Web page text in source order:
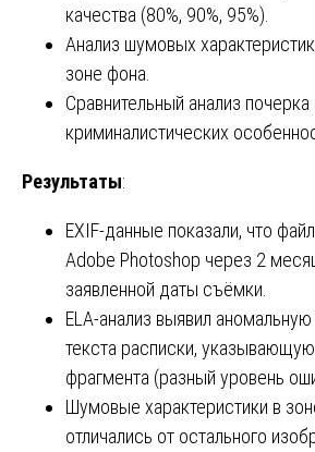
качества (80%, 90%, 95%).
Анализ шумовых
зоне фона.
Сравнительный анализ почерка
криминалистических
Результаты:
EXIF-данные показали, что
Adobe Photoshop через 2
заявленной даты съёмки.
ELA-анализ выявил
текста расписки, указывающую
фрагмента (разный уровень
Шумовые характеристики в
отличались от остального